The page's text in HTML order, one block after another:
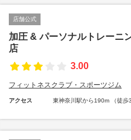
店舗公式
加圧 & パーソナルトレーニ
店
3.00
フィットネスクラブ・スポーツジム
アクセス 東神奈川駅から190m （徒歩3